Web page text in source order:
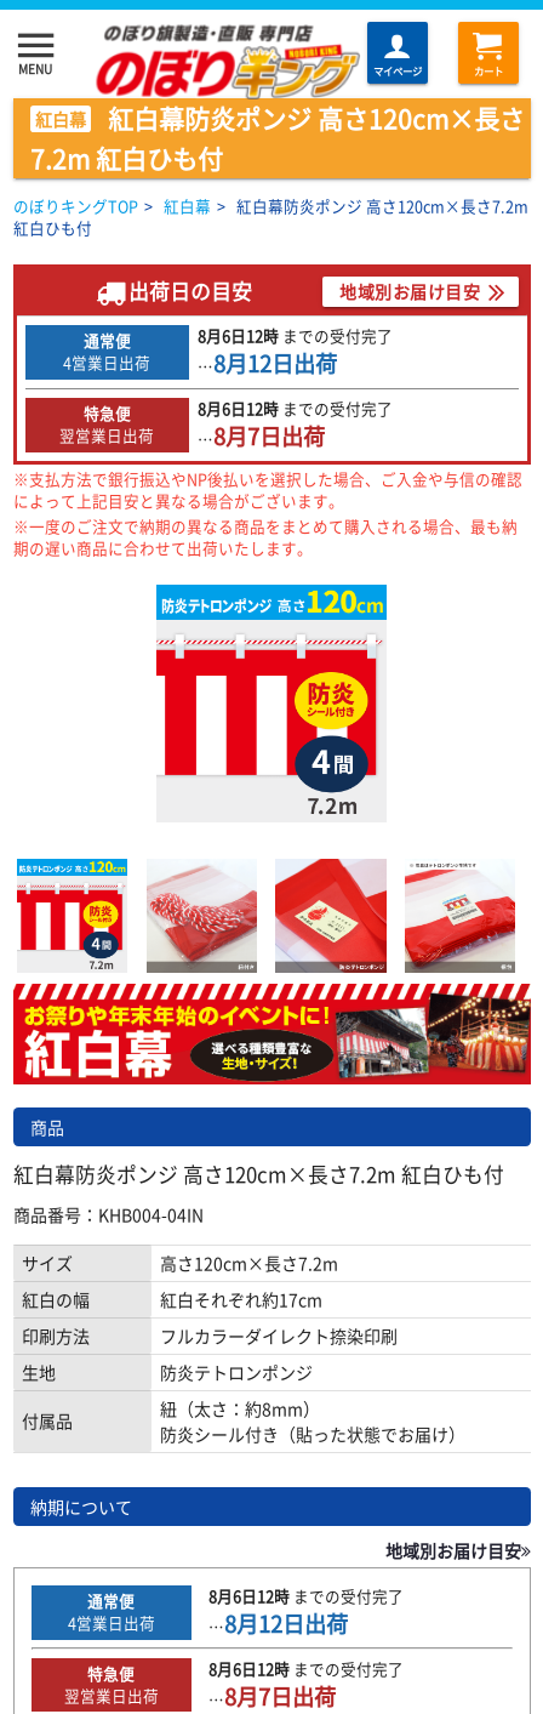
menu
MENU マイページ カート
紅白幕
紅白幕防炎ポンジ 高さ120cm×長さ
7.2m 紅白ひも付
のぼりキングTOP > 紅白幕 > 紅白幕防炎ポンジ 高さ120cm×長さ7.2m
紅白ひも付
出荷日の目安 地域別お届け目安
通常便
4営業日出荷
8月6日12時 までの受付完了
…8月12日出荷
特急便
翌営業日出荷
8月6日12時 までの受付完了
…8月7日出荷
※支払方法で銀行振込やNP後払いを選択した場合、ご入金や与信の確認
によって上記目安と異なる場合がございます。
※一度のご注文で納期の異なる商品をまとめて購入される場合、最も納
期の遅い商品に合わせて出荷いたします。
商品
紅白幕防炎ポンジ 高さ120cm×長さ7.2m 紅白ひも付
商品番号：KHB004-04IN
サイズ
高さ120cm×長さ7.2m
紅白の幅
紅白それぞれ約17cm
印刷方法
フルカラーダイレクト捺染印刷
生地
防炎テトロンポンジ
付属品
紐（太さ：約8mm）
防炎シール付き（貼った状態でお届け）
納期について
地域別お届け目安
通常便
4営業日出荷
8月6日12時までの受付完了
…8月12日出荷
特急便
翌営業日出荷
8月6日12時までの受付完了
…8月7日出荷